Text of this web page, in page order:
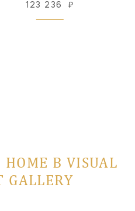
123 236 ₽
HOME В VISUAL
GALLERY